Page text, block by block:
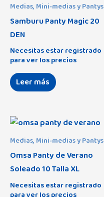
Medias, Mini-medias y Pantys
Samburu Panty Magic 20
DEN
Necesitas estar registrado
para ver los precios
Leer más
Medias, Mini-medias y Pantys
Omsa Panty de Verano
Soleado 10 Talla XL
Necesitas estar registrado
para ver los precios